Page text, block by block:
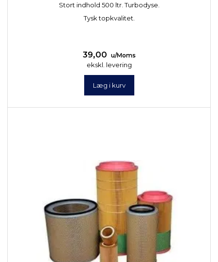
Stort indhold 500 ltr. Turbodyse.
Tysk topkvalitet.
39,00 u/Moms
ekskl. levering
Læg i kurv